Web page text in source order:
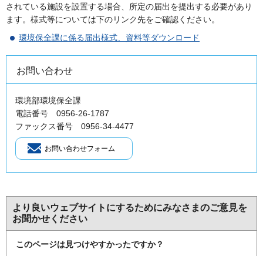
されている施設を設置する場合、所定の届出を提出する必要があり
ます。様式等については下のリンク先をご確認ください。
環境保全課に係る届出様式、資料等ダウンロード
お問い合わせ
環境部環境保全課
電話番号 0956-26-1787
ファックス番号 0956-34-4477
より良いウェブサイトにするためにみなさまのご意見を
お聞かせください
このページは見つけやすかったですか？